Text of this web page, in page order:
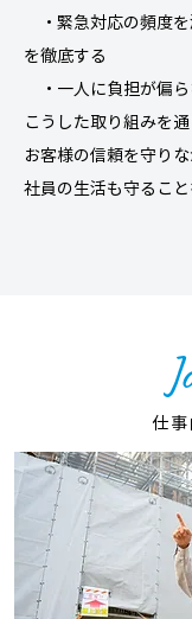
・緊急対応の頻度を
を徹底する
・一人に負担が偏ら
こうした取り組みを通
お客様の信頼を守りな
社員の生活も守ること
仕